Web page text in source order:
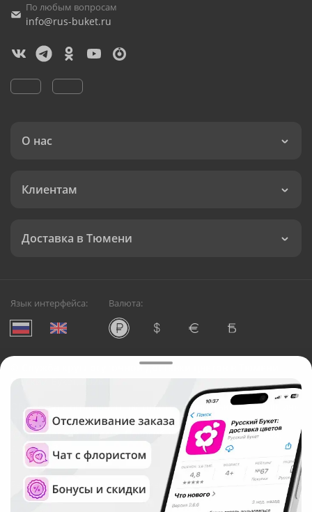
По любым вопросам
info@rus-buket.ru
О нас
Клиентам
Доставка в Тюмени
Язык интерфейса: Валюта:
Служба круглосуточной доставки цветов в Тюмени
Русский Букет, 2026
Общество с ограниченной ответственностью «Технология»
ОГРН: 1195476081745, ИНН: 5410081997
Юридический адрес: г. Новосибирск, ул. Ипподромская,
д.42, оф. 3
Рейтинг Русского букета в г. Тюмень